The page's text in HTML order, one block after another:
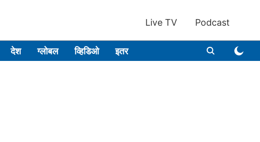
Live TV Podcast
देश ग्लोबल व्हिडिओ इतर